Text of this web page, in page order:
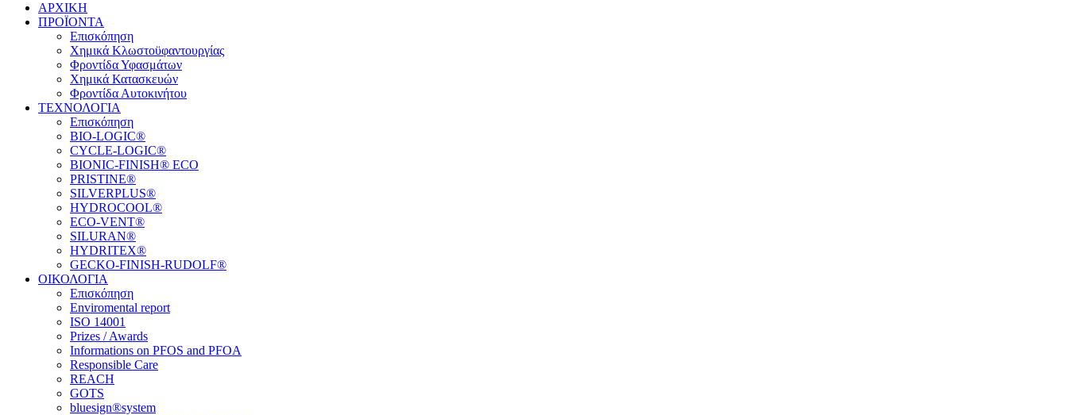
ΑΡΧΙΚΗ
ΠΡΟΪΟΝΤΑ
Επισκόπηση
Χημικά Κλωστοϋφαντουργίας
Φροντίδα Υφασμάτων
Χημικά Κατασκευών
Φροντίδα Αυτοκινήτου
ΤΕΧΝΟΛΟΓΙΑ
Επισκόπηση
BIO-LOGIC®
CYCLE-LOGIC®
BIONIC-FINISH® ECO
PRISTINE®
SILVERPLUS®
HYDROCOOL®
ECO-VENT®
SILURAN®
HYDRITEX®
GECKO-FINISH-RUDOLF®
ΟΙΚΟΛΟΓΙΑ
Επισκόπηση
Enviromental report
ISO 14001
Prizes / Awards
Informations on PFOS and PFOA
Responsible Care
REACH
GOTS
bluesign®system